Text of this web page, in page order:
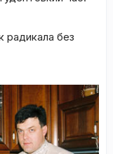
радикала без